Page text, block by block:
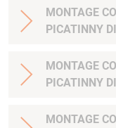
MONTAGE
PICATINNY
MONTAGE
PICATINNY
MONTAGE